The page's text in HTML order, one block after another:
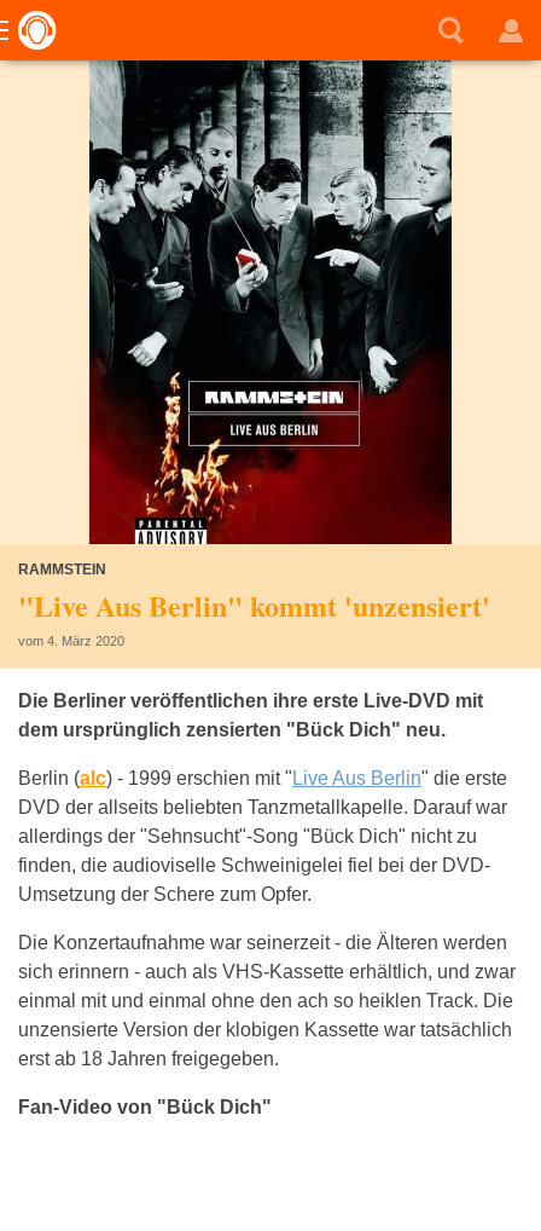
RAMMSTEIN
"Live Aus Berlin" kommt 'unzensiert'
vom 4. März 2020
Die Berliner veröffentlichen ihre erste Live-DVD mit
dem ursprünglich zensierten "Bück Dich" neu.
Berlin (alc) - 1999 erschien mit " Live Aus Berlin" die erste
DVD der allseits beliebten Tanzmetallkapelle. Darauf war
allerdings der "Sehnsucht"-Song "Bück Dich" nicht zu
finden, die audioviselle Schweinigelei fiel bei der DVD-
Umsetzung der Schere zum Opfer.
Die Konzertaufnahme war seinerzeit - die Älteren werden
sich erinnern - auch als VHS-Kassette erhältlich, und zwar
einmal mit und einmal ohne den ach so heiklen Track. Die
unzensierte Version der klobigen Kassette war tatsächlich
erst ab 18 Jahren freigegeben.
Fan-Video von "Bück Dich"